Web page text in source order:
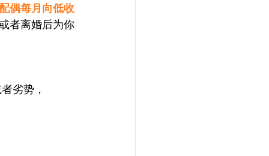
偶每月向低收
者离婚后为你
劣势，